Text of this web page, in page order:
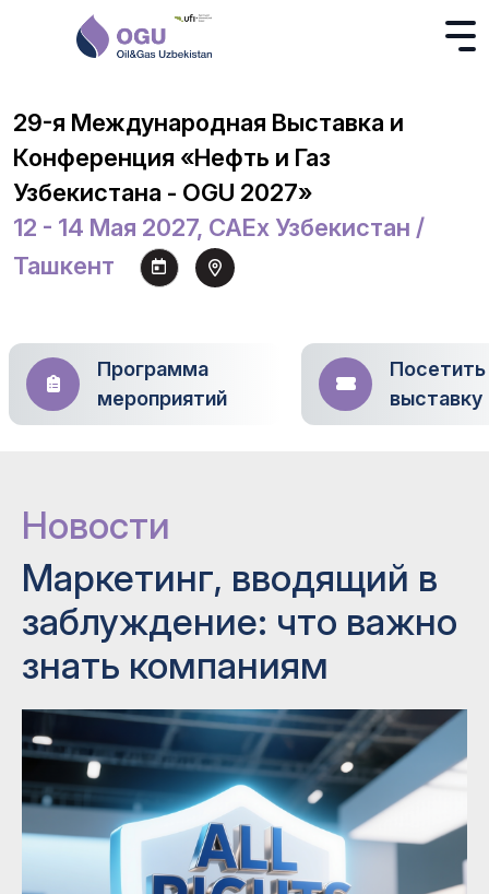
29-я Международная Выставка и
Конференция «Нефть и Газ
Узбекистана - OGU 2027»
12 - 14 Мая 2027, CAEx Узбекистан /
Ташкент
Программа
мероприятий
Посетить
выставку
Новости
Маркетинг, вводящий в
заблуждение: что важно
знать компаниям